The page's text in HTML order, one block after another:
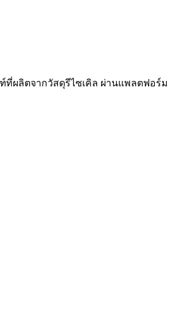
ที่ผลิตจากวัสดุรีไซเคิล ผ่านแพลตฟอร์ม